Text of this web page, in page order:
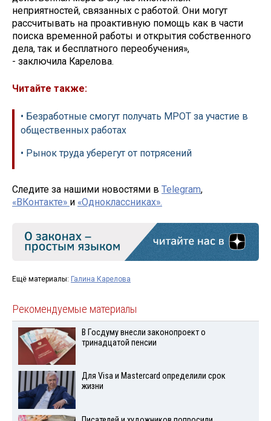
неприятностей, связанных с работой. Они могут
рассчитывать на проактивную помощь как в части
поиска временной работы и открытия собственного
дела, так и бесплатного переобучения»,
- заключила Карелова.
Читайте также:
• Безработные смогут получать МРОТ за участие в
общественных работах
• Рынок труда уберегут от потрясений
Следите за нашими новостями в Telegram,
«ВКонтакте» и «Одноклассниках».
Ещё материалы: Галина Карелова
Рекомендуемые материалы
В Госдуму внесли законопроект о
тринадцатой пенсии
Для Visа и Mastercard определили срок
жизни